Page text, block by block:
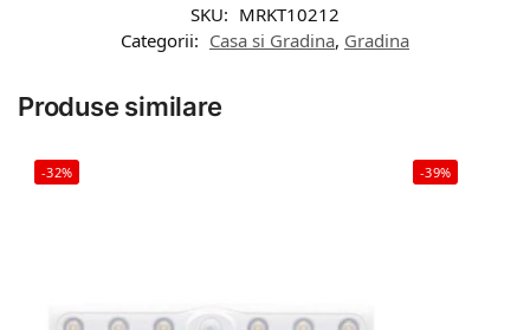
SKU: MRKT10212
Categorii: Casa si Gradina, Gradina
Produse similare
-32% -39%